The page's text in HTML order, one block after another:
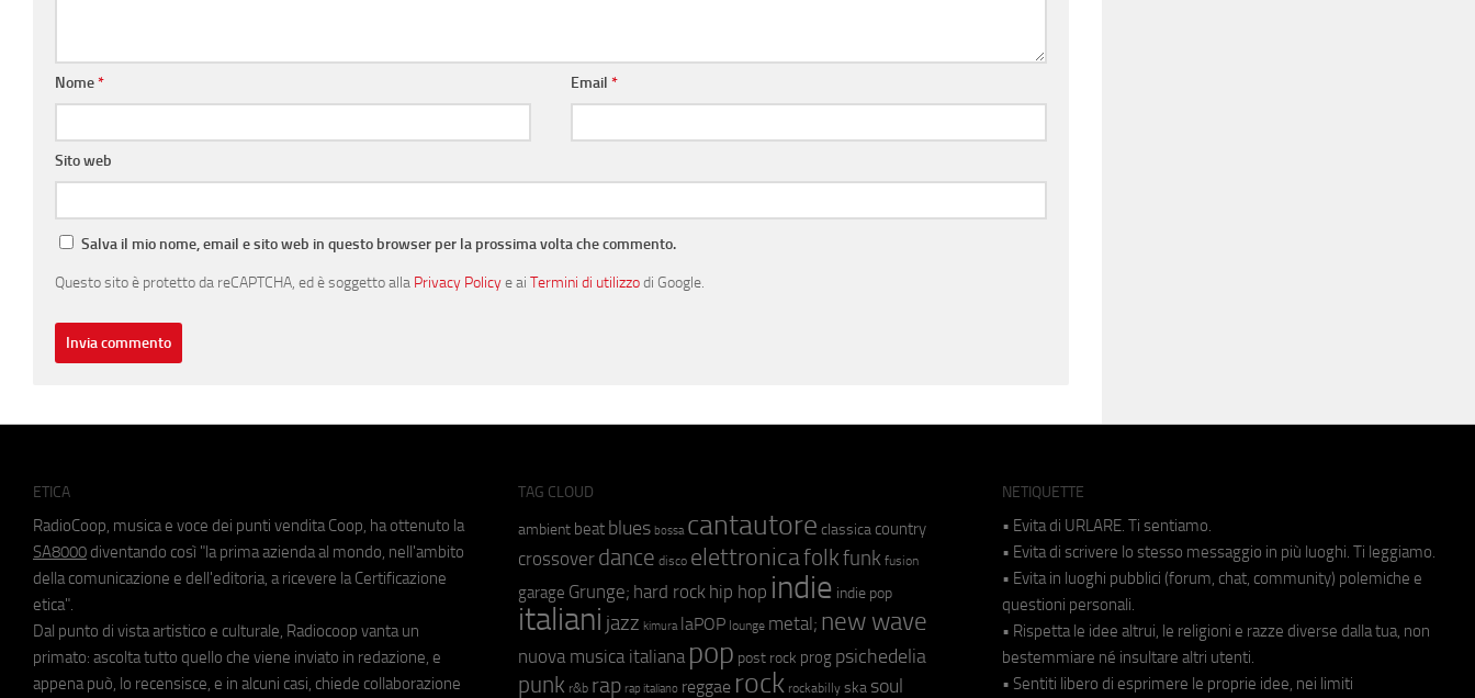
Nome* Email*
Sito web
Salva il mio nome, email e sito web in questo browser per la prossima volta che commento.
Questo sito è protetto da reCAPTCHA, ed è soggetto alla Privacy Policye ai Termini di utilizzodi Google.
ETICA
RadioCoop, musica e voce dei punti vendita Coop, ha ottenuto la
SA8000 diventando così "la prima azienda al mondo, nell'ambito
della comunicazione e dell'editoria, a ricevere la Certificazione
etica".
Dal punto di vista artistico e culturale, Radiocoop vanta un
primato: ascolta tutto quello che viene inviato in redazione, e
appena può, lo recensisce, e in alcuni casi, chiede collaborazione
TAG CLOUD
ambient beat blues bossa cantautore classica country
crossover dance disco elettronicafolkfunk fusion
garage Grunge; hard rock hip hop indie indie pop
italiani jazz kimura laPOP lounge metal; new wave
nuova musica italiana pop post rock prog psichedelia
punk r&b rap rap italiano reggae rock rockabilly ska soul
NETIQUETTE
• Evita di URLARE. Ti sentiamo.
• Evita di scrivere lo stesso messaggio in più luoghi. Ti leggiamo.
• Evita in luoghi pubblici (forum, chat, community) polemiche e
questioni personali.
• Rispetta le idee altrui, le religioni e razze diverse dalla tua, non
bestemmiare né insultare altri utenti.
• Sentiti libero di esprimere le proprie idee, nei limiti